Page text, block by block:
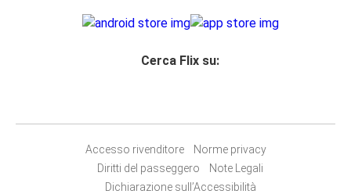
Cerca Flix su:
Accesso rivenditore
Norme privacy
Diritti del passeggero
Note Legali
Dichiarazione sull’Accessibilità